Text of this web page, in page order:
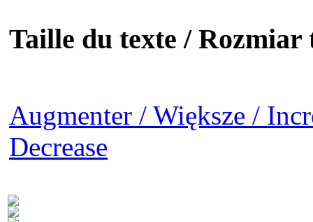
Taille du texte / Rozmiar
Augmenter / Większe /
Decrease